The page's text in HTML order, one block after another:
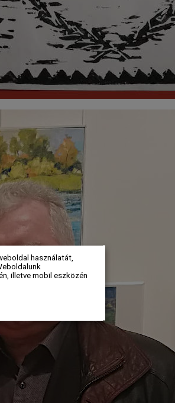
használatát,
illetve mobil eszközén